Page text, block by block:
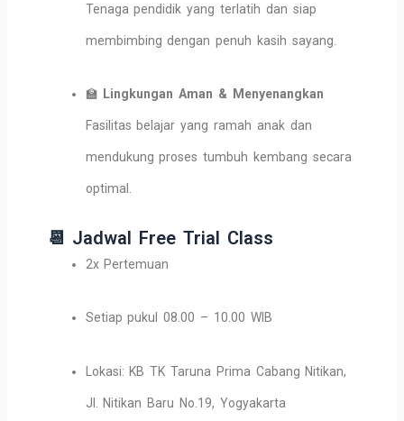
Tenaga pendidik yang terlatih dan siap
membimbing dengan penuh kasih sayang.
🏫 Lingkungan Aman & Menyenangkan
Fasilitas belajar yang ramah anak dan
mendukung proses tumbuh kembang secara
optimal.
📆 Jadwal Free Trial Class
2x Pertemuan
Setiap pukul 08.00 – 10.00 WIB
Lokasi: KB TK Taruna Prima Cabang Nitikan,
Jl. Nitikan Baru No.19, Yogyakarta